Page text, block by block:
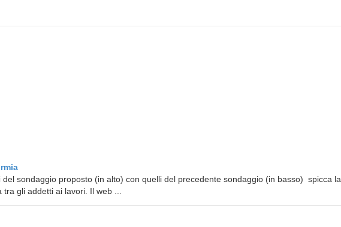
sondaggio proposto (in alto) con quelli del precedente sondaggio (in basso) spicca la
gli addetti ai lavori. Il web ...